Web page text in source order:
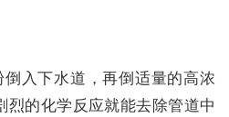
入下水道，再倒适量的高浓
烈的化学反应就能去除管道中